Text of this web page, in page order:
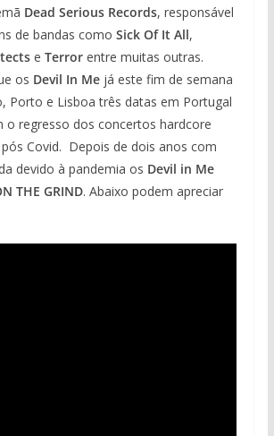
Dead Serious Records, responsável
de bandas como Sick Of It All,
e Terrorentre muitas outras.
os Devil In Mejá este fim de semana
Porto e Lisboa três datas em Portugal
o regresso dos concertos hardcore
Covid. Depois de dois anos com
devido à pandemia os Devil in Me
THE GRIND. Abaixo podem apreciar